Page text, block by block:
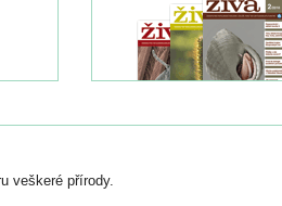
veškeré přírody.